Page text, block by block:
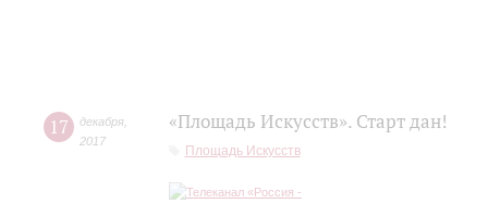
17 декабря
2017
«Площадь Искусств». Старт дан!
Площадь Искусств